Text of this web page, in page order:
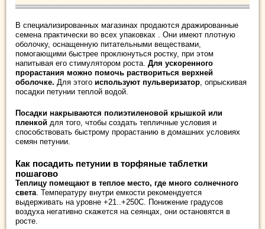
В специализированных магазинах продаются дражированные
семена практически во всех упаковках . Они имеют плотную
оболочку, оснащенную питательными веществами,
помогающими быстрее проклюнуться ростку, при этом
напитывая его стимулятором роста. Для ускоренного
прорастания можно помочь раствориться верхней
оболочке. Для этого используют пульверизатор, опрыскивая
посадки петунии теплой водой.
Посадки накрываются полиэтиленовой крышкой или
пленкой для того, чтобы создать тепличные условия и
способствовать быстрому прорастанию в домашних условиях
семян петунии.
Как посадить петунии в торфяные таблетки
пошагово
Теплицу помещают в теплое место, где много солнечного
света. Температуру внутри емкости рекомендуется
выдерживать на уровне +21..+250С. Понижение градусов
воздуха негативно скажется на сеянцах, они остановятся в
росте.